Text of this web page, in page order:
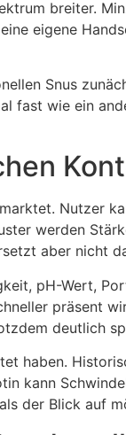
breiter.
eigene
Snus
fast wie ein
Nutzer
werden
aber nicht
pH-Wert,
präsent
deutlich
haben.
kann
der Blick auf